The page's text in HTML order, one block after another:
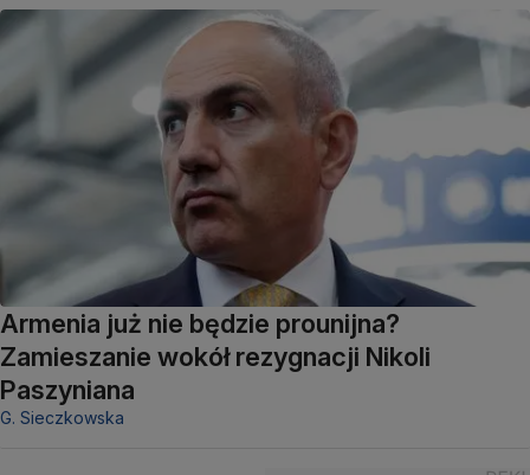
Armenia już nie będzie prounijna?
Zamieszanie wokół rezygnacji Nikoli
Paszyniana
G. Sieczkowska